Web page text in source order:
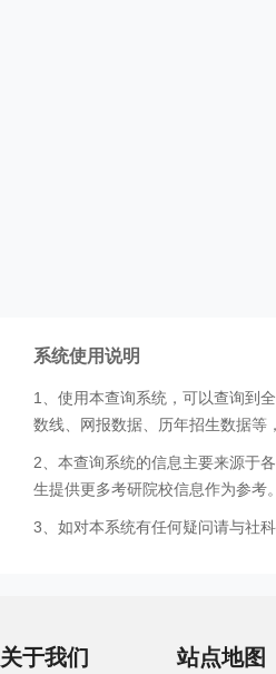
系统使用说明
1、使用本查询系统，可以查询到
数线、网报数据、历年招生数据等
2、本查询系统的信息主要来源于
生提供更多考研院校信息作为参考
3、如对本系统有任何疑问请与社
关于我们 站点地图